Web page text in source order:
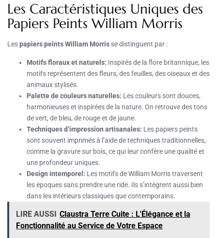
Les Caractéristiques Uniques des
Papiers Peints William Morris
Lespapiers peints William Morris se distinguent par :
Motifs floraux et naturels: Inspirés de la flore britannique, les
motifs représentent des fleurs, des feuilles, des oiseaux et des
animaux stylisés.
Palette de couleurs naturelles: Les couleurs sont douces,
harmonieuses et inspirées de la nature. On retrouve des tons
de vert, de bleu, de rouge et de jaune.
Techniques d’impression artisanales: Les papiers peints
sont souvent imprimés à l’aide de techniques traditionnelles,
comme la gravure sur bois, ce qui leur confère une qualité et
une profondeur uniques.
Design intemporel: Les motifs de William Morris traversent
les époques sans prendre une ride. Ils s’intègrent aussi bien
dans les intérieurs classiques que contemporains.
LIRE AUSSI Claustra Terre Cuite : L'Élégance et la
Fonctionnalité au Service de Votre Espace